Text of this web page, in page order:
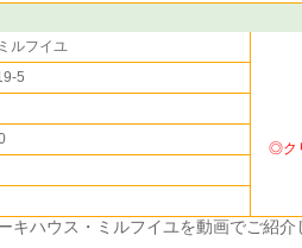
ルフイユ
5
◎ク
キハウス・ミルフイユを動画でご紹介